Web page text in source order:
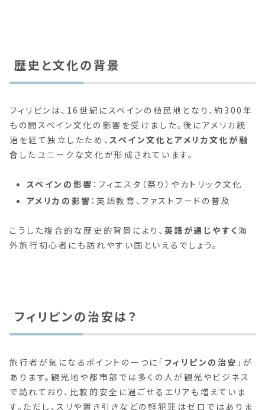
歴史と文化の背景
フィリピンは、16世紀にスペインの植民地となり、約300年
もの間スペイン文化の影響を受けました。後にアメリカ統
治を経て独立したため、 スペイン文化とアメリカ文化が融
合 したユニークな文化が形成されています。
スペインの影響 ：フィエスタ（祭り）やカトリック文化
アメリカの影響 ：英語教育、ファストフードの普及
こうした複合的な歴史的背景により、 英語が通じやすく海
外旅行初心者にも訪れやすい国といえるでしょう。
フィリピンの治安は？
旅行者が気になるポイントの一つに「フィリピンの治安 」が
あります。観光地や都市部では多くの人が観光やビジネス
で訪れており、比較的安全に過ごせるエリアも増えていま
す。ただし、スリや置き引きなどの軽犯罪はゼロではありま